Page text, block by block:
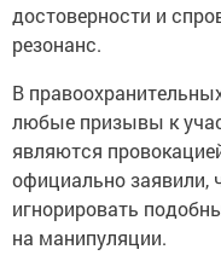
достоверности и
резонанс.
В
любые призывы к
являются
официально заявили,
игнорировать
на манипуляции.